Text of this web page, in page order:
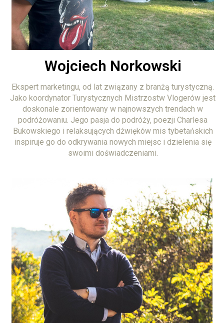
Wojciech Norkowski
Ekspert marketingu, od lat związany z branżą turystyczną.
Jako koordynator Turystycznych Mistrzostw Vlogerów jest
doskonale zorientowany w najnowszych trendach w
podróżowaniu. Jego pasja do podróży, poezji Charlesa
Bukowskiego i relaksujących dźwięków mis tybetańskich
inspiruje go do odkrywania nowych miejsc i dzielenia się
swoimi doświadczeniami.